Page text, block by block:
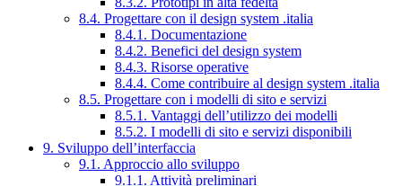
8.4. Progettare con il design system .italia
8.4.1. Documentazione
8.4.2. Benefici del design system
8.4.3. Risorse operative
8.4.4. Come contribuire al design system .italia
8.5. Progettare con i modelli di sito e servizi
8.5.1. Vantaggi dell’utilizzo dei modelli
8.5.2. I modelli di sito e servizi disponibili
9. Sviluppo dell’interfaccia
9.1. Approccio allo sviluppo
9.1.1. Attività preliminari